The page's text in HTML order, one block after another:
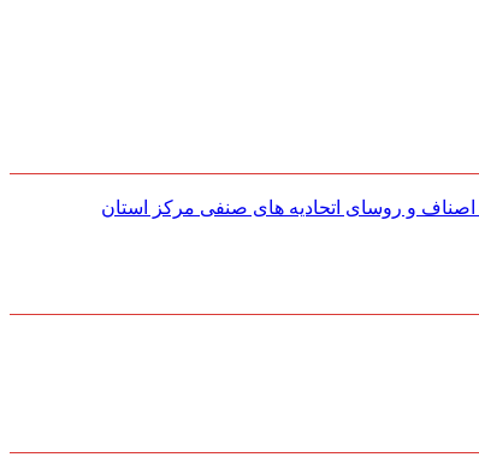
و روسای اتحادیه های صنفی مركز استان